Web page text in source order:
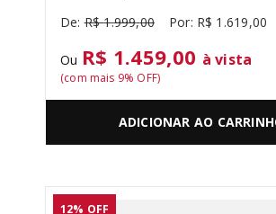
R$ 1.999,00 R$ 1 .619,00
Ou R$ 1.459,00 à vista
(com mais 9% OFF)
ADICIONAR AO
12% OFF